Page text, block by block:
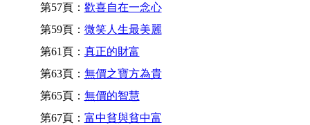
第57頁： 歡喜自在一念心
第59頁： 微笑人生最美麗
第61頁： 真正的財富
第63頁： 無價之寶方為貴
第65頁： 無價的智慧
第67頁： 富中貧與貧中富